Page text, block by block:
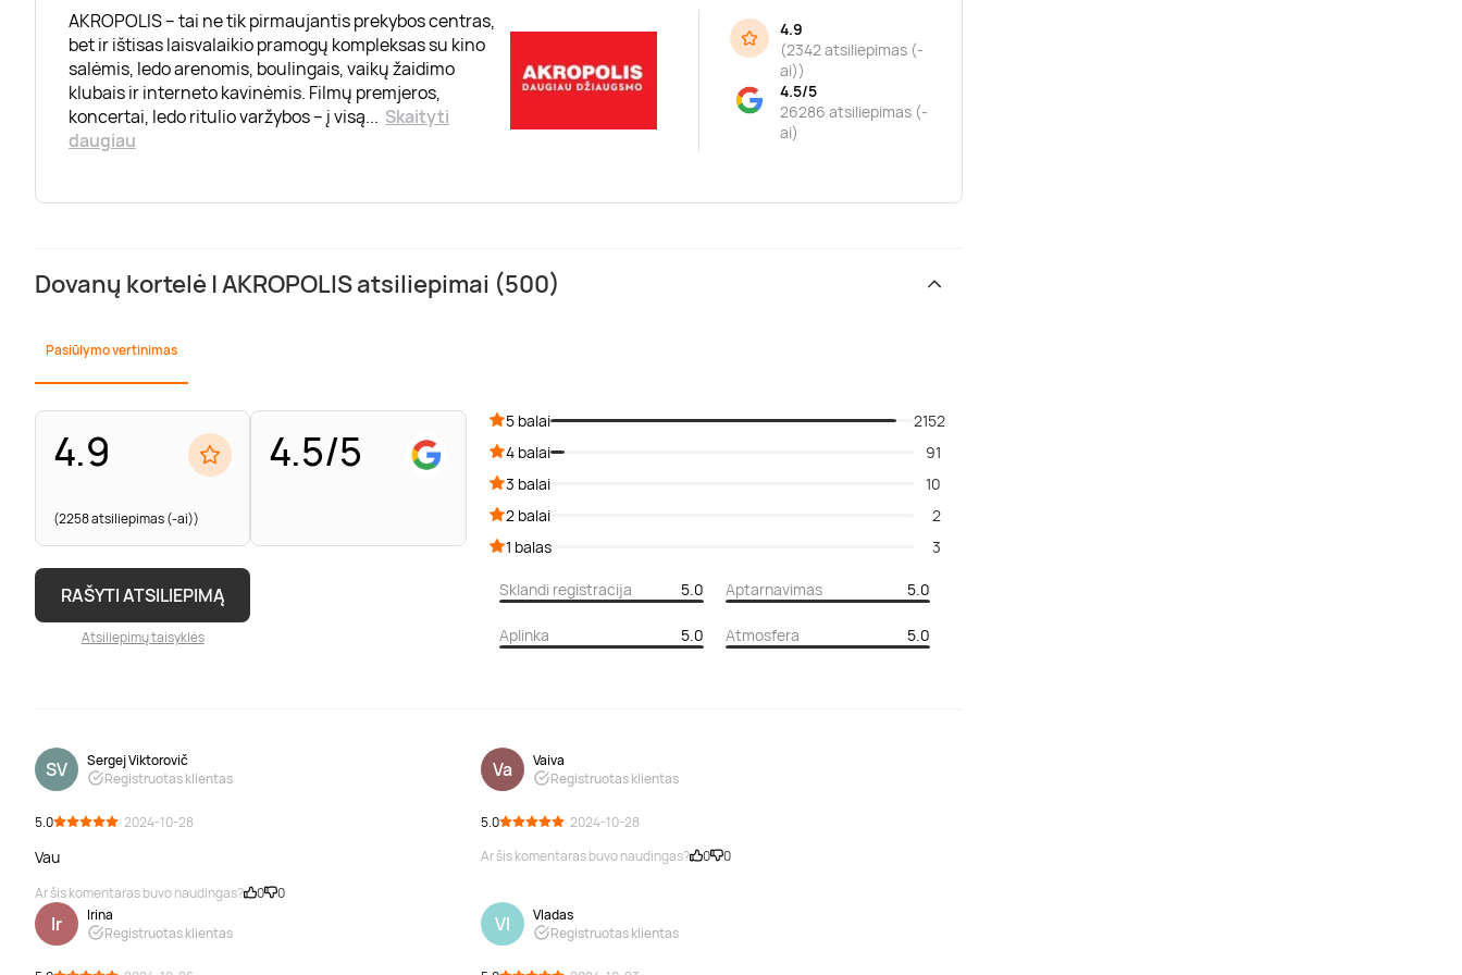
AKROPOLIS – tai ne tik pirmaujantis prekybos centras,
bet ir ištisas laisvalaikio pramogų kompleksas su kino
salėmis, ledo arenomis, boulingais, vaikų žaidimo
klubais ir interneto kavinėmis. Filmų premjeros,
koncertai, ledo ritulio varžybos – į visą... Skaityti
daugiau
4.9
(2342 atsiliepimas (-
ai))
4.5/5
26286 atsiliepimas (-
ai)
Dovanų kortelė | AKROPOLIS atsiliepimai (500)
Pasiūlymo vertinimas
4.9
(2258 atsiliepimas (-ai))
4.5/5
RAŠYTI ATSILIEPIMĄ
Atsiliepimų taisyklės
5 balai
2152
4 balai
91
3 balai
10
2 balai
2
1 balas
3
Sklandi registracija 5.0 Aptarnavimas 5.0
Aplinka 5.0 Atmosfera 5.0
SV
Sergej Viktorovič
Registruotas klientas
5.0 · 2024-10-28
Vau
Ar šis komentaras buvo naudingas? 0 0
Va
Vaiva
Registruotas klientas
5.0
· 2024-10-28
Ar šis komentaras buvo naudingas?
0 0
Ir
Irina
Registruotas klientas
Vl
Vladas
Registruotas klientas